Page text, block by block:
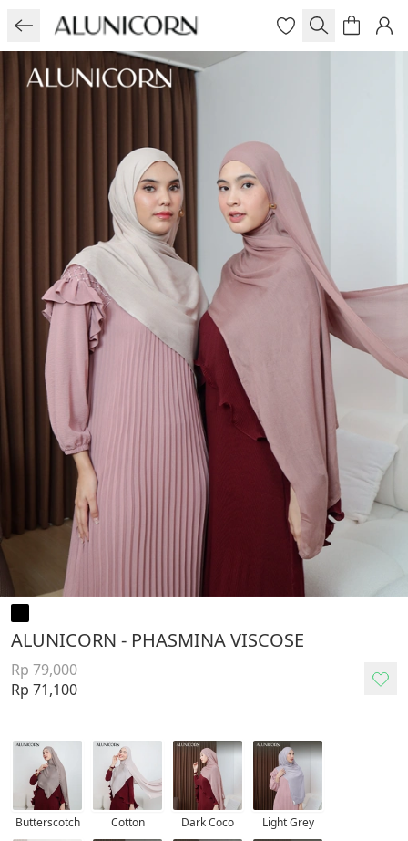
ALUNICORN - PHASMINA VISCOSE
Rp 79,000
Rp 71,100
Butterscotch Cotton Dark Coco Light Grey